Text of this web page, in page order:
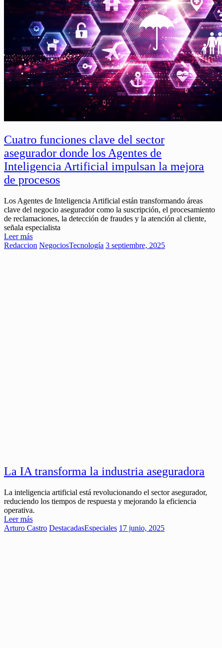
Cuatro funciones clave del sector
asegurador donde los Agentes de
Inteligencia Artificial impulsan la mejora
de procesos
Los Agentes de Inteligencia Artificial están transformando áreas
clave del negocio asegurador como la suscripción, el procesamiento
de reclamaciones, la detección de fraudes y la atención al cliente,
señala especialista
Leer más
Redaccion NegociosTecnología 3 septiembre, 2025
La IA transforma la industria aseguradora
La inteligencia artificial está revolucionando el sector asegurador,
reduciendo los tiempos de respuesta y mejorando la eficiencia
operativa.
Leer más
Arturo Castro DestacadasEspeciales 17 junio, 2025